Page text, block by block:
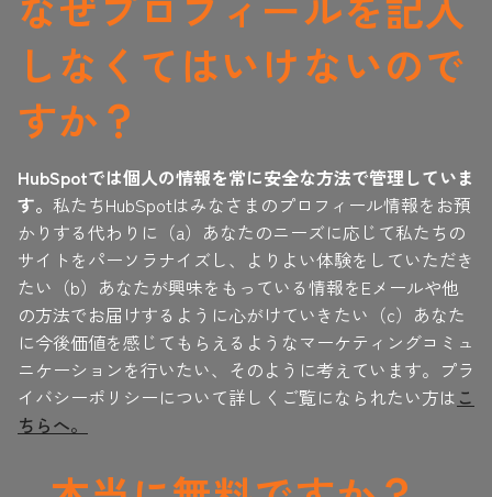
しなくてはいけないので
すか？
HubSpotでは個人の情報を常に安全な方法で管理していま
す。 私たちHubSpotはみなさまのプロフィール情報をお預
かりする代わりに（a）あなたのニーズに応じて私たちの
サイトをパーソラナイズし、よりよい体験をしていただき
たい（b）あなたが興味をもっている情報をEメールや他
の方法でお届けするように心がけていきたい（c）あなた
に今後価値を感じてもらえるようなマーケティングコミュ
ニケーションを行いたい、そのように考えています。プラ
イバシーポリシーについて詳しくご覧になられたい方は こ
ちらへ。